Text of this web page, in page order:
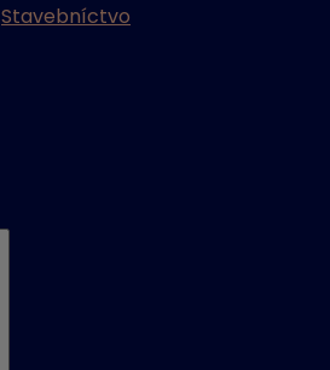
Stavebníctvo